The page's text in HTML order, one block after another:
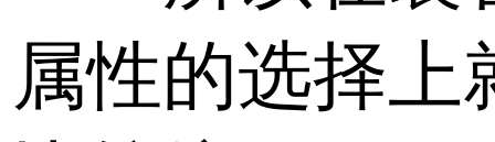
属性的选择上